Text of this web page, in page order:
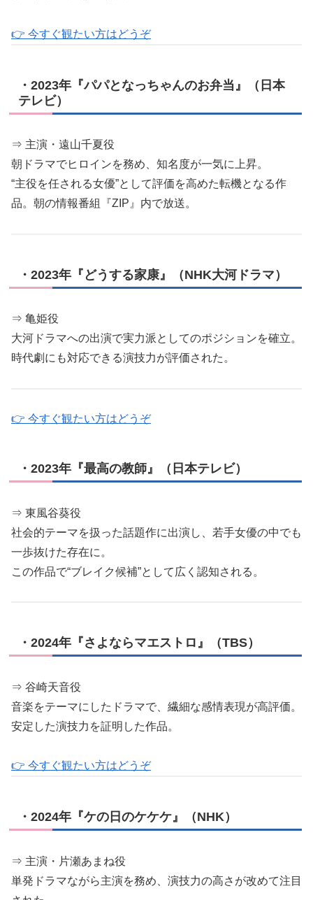
👉 今すぐ観たい方はどうぞ
・2023年『パパとなっちゃんのお弁当』（日本
テレビ）
⇒ 主演・遠山千夏役
朝ドラマでヒロインを務め、知名度が一気に上昇。
“主役を任される女優”として評価を高めた転機となる作
品。朝の情報番組『ZIP』内で放送。
・2023年『どうする家康』（NHK大河ドラマ）
⇒ 亀姫役
大河ドラマへの出演で実力派としてのポジションを確立。
時代劇にも対応できる演技力が評価された。
👉 今すぐ観たい方はどうぞ
・2023年『最高の教師』（日本テレビ）
⇒ 東風谷葵役
社会的テーマを扱った話題作に出演し、若手女優の中でも
一歩抜けた存在に。
この作品で“ブレイク候補”として広く認知される。
・2024年『さよならマエストロ』（TBS）
⇒ 谷崎天音役
音楽をテーマにしたドラマで、繊細な感情表現が高評価。
安定した演技力を証明した作品。
👉 今すぐ観たい方はどうぞ
・2024年『ケの日のケケケ』（NHK）
⇒ 主演・片瀬あまね役
単発ドラマながら主演を務め、演技力の高さが改めて注目